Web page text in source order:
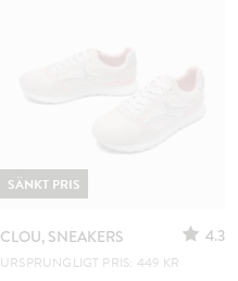
CLOU, SNEAKERS 4.3
URSPRUNGLIGT PRIS: 449 KR
SÄNKT PRIS